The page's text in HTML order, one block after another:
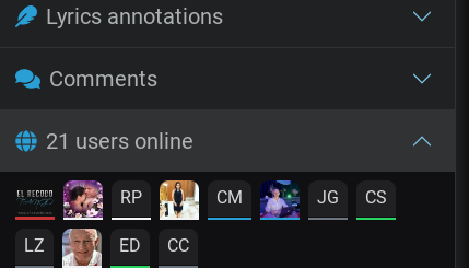
Lyrics annotations
Comments
21 users online
RP CM JG CS
LZ ED CC